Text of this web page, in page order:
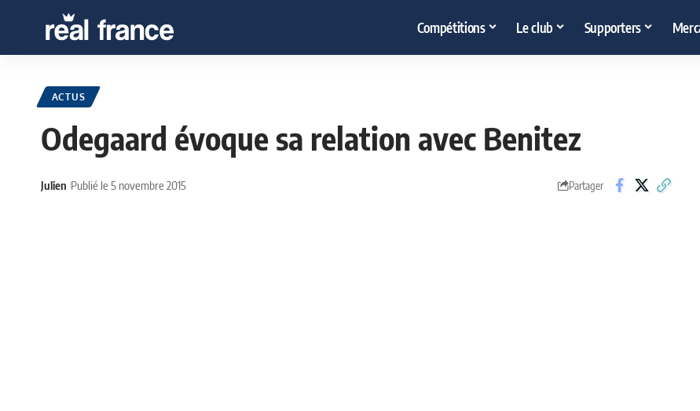
Compétitions Le club Supporters
ACTUS
Odegaard évoque sa relation avec Benitez
Julien Publié le 5 novembre 2015 Partager